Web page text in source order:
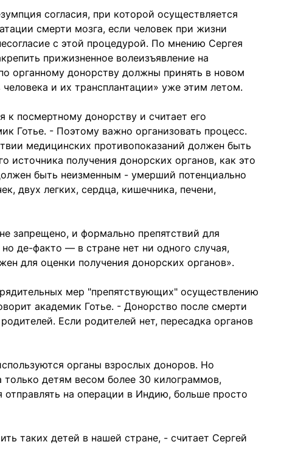
согласия, при которой осуществляется
смерти мозга, если человек при жизни
с этой процедурой. По мнению Сергея
прижизненное волеизъявление на
органному донорству должны принять в новом
и их трансплантации» уже этим летом.
к посмертному донорству и считает его
Готье. - Поэтому важно организовать процесс.
медицинских противопоказаний должен быть
источника получения донорских органов, как это
быть неизменным - умерший потенциально
двух легких, сердца, кишечника, печени,
запрещено, и формально препятствий для
де-факто — в стране нет ни одного случая,
для оценки получения донорских органов».
мер "препятствующих" осуществлению
академик Готье. - Донорство после смерти
Если родителей нет, пересадка органов
органы взрослых доноров. Но
детям весом более 30 килограммов,
на операции в Индию, больше просто
таких детей в нашей стране, - считает Сергей